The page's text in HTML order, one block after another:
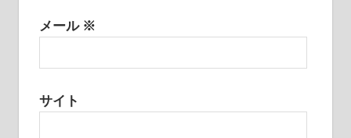
メール ※
サイト